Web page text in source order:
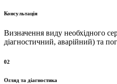
Консультація
Визначення виду необхідного
діагностичний, аварійний) та
02
Огляд та діагностика